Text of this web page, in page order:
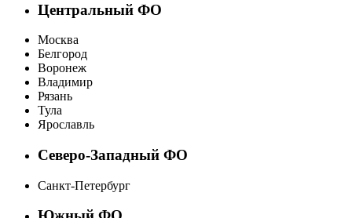
Центральный ФО
Москва
Белгород
Воронеж
Владимир
Рязань
Тула
Ярославль
Северо-Западный ФО
Санкт-Петербург